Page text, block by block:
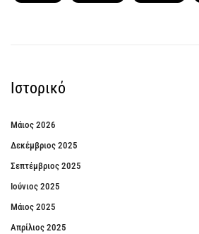
Ιστορικό
Μάιος 2026
Δεκέμβριος 2025
Σεπτέμβριος 2025
Ιούνιος 2025
Μάιος 2025
Απρίλιος 2025